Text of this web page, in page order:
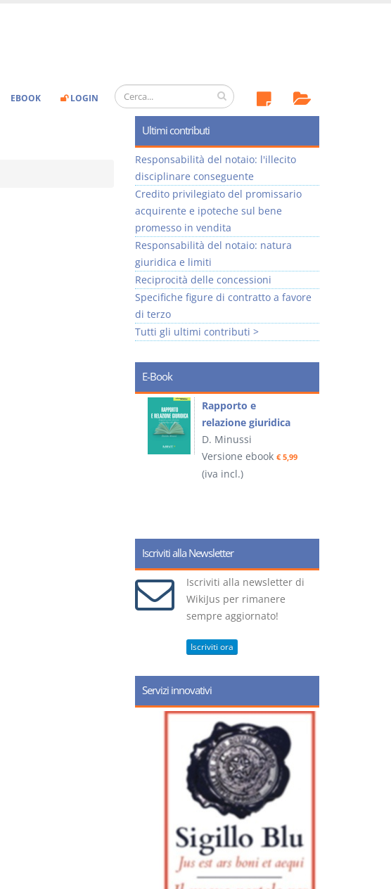
EBOOK LOGIN
Ultimi contributi
Responsabilità del notaio: l'illecito
disciplinare conseguente
Credito privilegiato del promissario
acquirente e ipoteche sul bene
promesso in vendita
Responsabilità del notaio: natura
giuridica e limiti
Reciprocità delle concessioni
Specifiche figure di contratto a favore
di terzo
Tutti gli ultimi contributi >
E-Book
Rapporto e
relazione giuridica
D. Minussi
Versione ebook € 5,99
(iva incl.)
Iscriviti alla Newsletter
Iscriviti alla newsletter di
WikiJus per rimanere
sempre aggiornato!
Iscriviti ora
Servizi innovativi